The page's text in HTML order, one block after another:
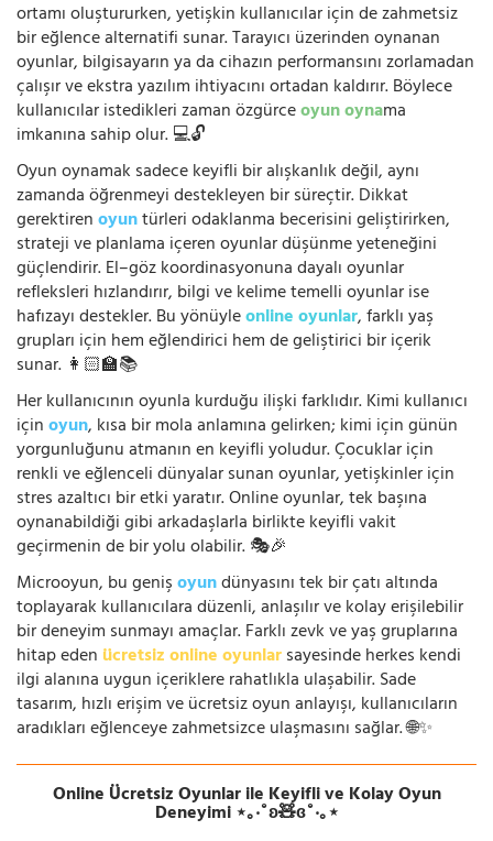
ortamı oluştururken, yetişkin kullanıcılar için de zahmetsiz
bir eğlence alternatifi sunar. Tarayıcı üzerinden oynanan
oyunlar, bilgisayarın ya da cihazın performansını zorlamadan
çalışır ve ekstra yazılım ihtiyacını ortadan kaldırır. Böylece
kullanıcılar istedikleri zaman özgürceoyun oynama
imkanına sahip olur. 💻🔓
Oyun oynamak sadece keyifli bir alışkanlık değil, aynı
zamanda öğrenmeyi destekleyen bir süreçtir. Dikkat
gerektirenoyuntürleri odaklanma becerisini geliştirirken,
strateji ve planlama içeren oyunlar düşünme yeteneğini
güçlendirir. El–göz koordinasyonuna dayalı oyunlar
refleksleri hızlandırır, bilgi ve kelime temelli oyunlar ise
hafızayı destekler. Bu yönüyleonline oyunlar, farklı yaş
grupları için hem eğlendirici hem de geliştirici bir içerik
sunar. 👩🏻‍🏫📚
Her kullanıcının oyunla kurduğu ilişki farklıdır. Kimi kullanıcı
içinoyun, kısa bir mola anlamına gelirken; kimi için günün
yorgunluğunu atmanın en keyifli yoludur. Çocuklar için
renkli ve eğlenceli dünyalar sunan oyunlar, yetişkinler için
stres azaltıcı bir etki yaratır. Online oyunlar, tek başına
oynanabildiği gibi arkadaşlarla birlikte keyifli vakit
geçirmenin de bir yolu olabilir. 🎭🎉
Microoyun, bu genişoyundünyasını tek bir çatı altında
toplayarak kullanıcılara düzenli, anlaşılır ve kolay erişilebilir
bir deneyim sunmayı amaçlar. Farklı zevk ve yaş gruplarına
hitap eden ücretsiz online oyunlarsayesinde herkes kendi
ilgi alanına uygun içeriklere rahatlıkla ulaşabilir. Sade
tasarım, hızlı erişim ve ücretsiz oyun anlayışı, kullanıcıların
aradıkları eğlenceye zahmetsizce ulaşmasını sağlar. 🌐✨
Online Ücretsiz Oyunlar ile Keyifli ve Kolay Oyun
Deneyimi ⋆｡‧˚ʚ🧸ɞ˚‧｡⋆